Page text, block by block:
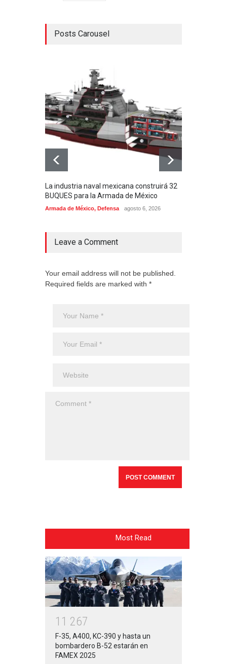
Posts Carousel
La industria naval mexicana construirá 32
BUQUES para la Armada de México
Armada de México, Defensa agosto 6, 2026
Leave a Comment
Your email address will not be published.
Required fields are marked with *
Most Read
1 1 267
F-35, A400, KC-390 y hasta un
bombardero B-52 estarán en
FAMEX 2025